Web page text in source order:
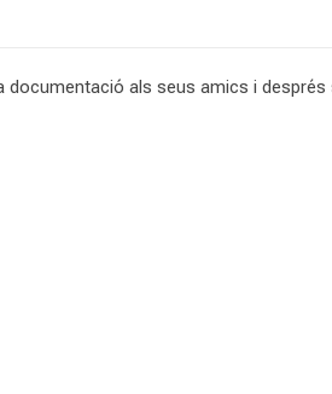
als seus amics i